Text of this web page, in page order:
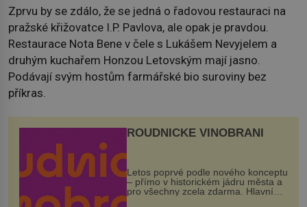
Zprvu by se zdálo, že se jedná o řadovou restauraci na
pražské křižovatce I.P. Pavlova, ale opak je pravdou.
Restaurace Nota Bene v čele s Lukášem Nevyjelem a
druhým kuchařem Honzou Letovským mají jasno.
Podávají svým hostům farmářské bio suroviny bez
příkras.
ROUDNICKÉ VINOBRANÍ
Letos poprvé podle nového konceptu
– přímo v historickém jádru města a
pro všechny zcela zdarma. Hlavní
program se odehraje na Karlově a